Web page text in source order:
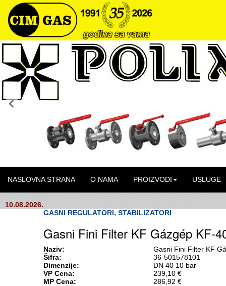
NASLOVNA STRANA O NAMA PROIZVODI USLUGE
10.08.2026.
GASNI REGULATORI, STABILIZATORI
Gasni Fini Filter KF Gázgép KF-
Naziv:
Gasni Fini Filter KF
Šifra:
36-501578101
Dimenzije:
DN 40 10 bar
VP Cena:
239,10 €
MP Cena:
286,92 €